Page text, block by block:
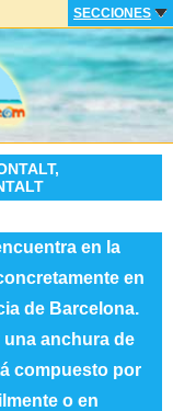
SECCIONES
en la
en
de Barcelona.
anchura de
compuesto por
o en